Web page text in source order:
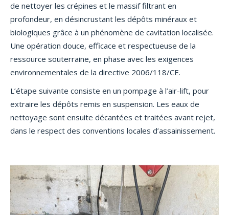
de nettoyer les crépines et le massif filtrant en
profondeur, en désincrustant les dépôts minéraux et
biologiques grâce à un phénomène de cavitation localisée.
Une opération douce, efficace et respectueuse de la
ressource souterraine, en phase avec les exigences
environnementales de la directive 2006/118/CE.
L’étape suivante consiste en un pompage à l’air-lift, pour
extraire les dépôts remis en suspension. Les eaux de
nettoyage sont ensuite décantées et traitées avant rejet,
dans le respect des conventions locales d’assainissement.